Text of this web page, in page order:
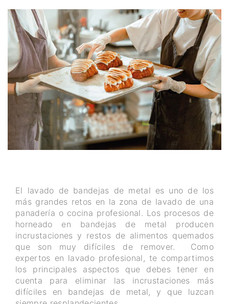
El lavado de bandejas de metal es uno de los
más grandes retos en la zona de lavado de una
panadería o cocina profesional. Los procesos de
horneado en bandejas de metal producen
incrustaciones y restos de alimentos quemados
que son muy difíciles de remover. Como
expertos en lavado profesional, te compartimos
los principales aspectos que debes tener en
cuenta para eliminar las incrustaciones más
difíciles en bandejas de metal, y que luzcan